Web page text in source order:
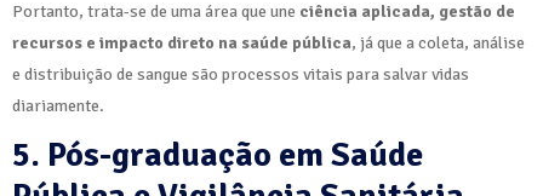
Portanto, trata-se de uma área que une ciência aplicada, gestão de
recursos e impacto direto na saúde pública, já que a coleta, análise
e distribuição de sangue são processos vitais para salvar vidas
diariamente.
5. Pós-graduação em Saúde